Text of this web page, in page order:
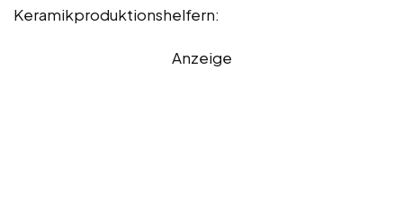
Keramikproduktionshelfern:
Anzeige